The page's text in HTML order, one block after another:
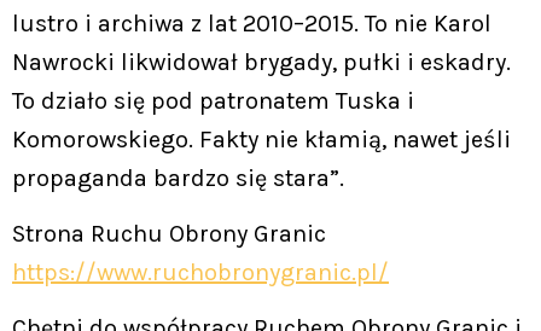
lustro i archiwa z lat 2010–2015. To nie Karol
Nawrocki likwidował brygady, pułki i eskadry.
To działo się pod patronatem Tuska i
Komorowskiego. Fakty nie kłamią, nawet jeśli
propaganda bardzo się stara”.
Strona Ruchu Obrony Granic
https://www.ruchobronygranic.pl/